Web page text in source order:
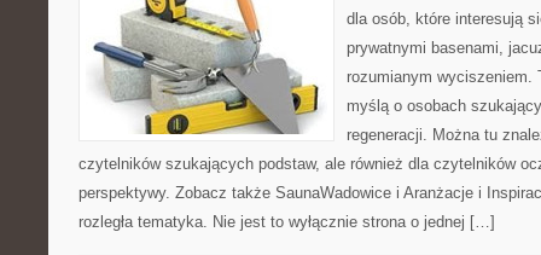
dla osób, które interesują
prywatnymi basenami,
rozumianym wyciszeniem.
myślą o osobach
regeneracji. Można tu
czytelników szukających podstaw, ale również dla czytelników
perspektywy. Zobacz także SaunaWadowice i Aranżacje i
rozległa tematyka. Nie jest to wyłącznie strona o jednej […]